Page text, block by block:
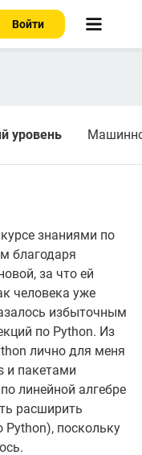
Войти
уровень
знаниями по
благодаря
за что ей
человека уже
избыточным
по Python. Из
лично для меня
и пакетами
линейной алгебре
расширить
Python), поскольку